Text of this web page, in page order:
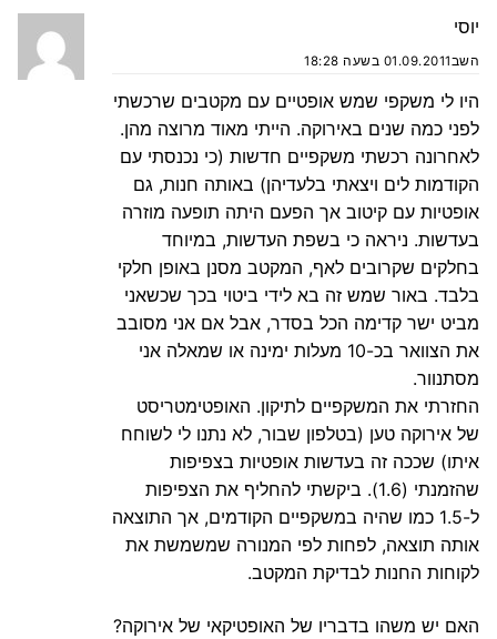
יוסי
01.09.2011 בשעה 18:28השב
היו לי משקפי שמש אופטיים עם מקטבים שרכשתי
לפני כמה שנים באירוקה. הייתי מאוד מרוצה מהן.
לאחרונה רכשתי משקפיים חדשות (כי נכנסתי עם
הקודמות לים ויצאתי בלעדיהן) באותה חנות, גם
אופטיות עם קיטוב אך הפעם היתה תופעה מוזרה
בעדשות. ניראה כי בשפת העדשות, במיוחד
בחלקים שקרובים לאף, המקטב מסנן באופן חלקי
בלבד. באור שמש זה בא לידי ביטוי בכך שכשאני
מביט ישר קדימה הכל בסדר, אבל אם אני מסובב
את הצוואר בכ-10 מעלות ימינה או שמאלה אני
מסתנוור.
החזרתי את המשקפיים לתיקון. האופטימטריסט
של אירוקה טען (בטלפון שבור, לא נתנו לי לשוחח
איתו) שככה זה בעדשות אופטיות בצפיפות
שהזמנתי (1.6). ביקשתי להחליף את הצפיפות
ל-1.5 כמו שהיה במשקפיים הקודמים, אך התוצאה
אותה תוצאה, לפחות לפי המנורה שמשמשת את
לקוחות החנות לבדיקת המקטב.
האם יש משהו בדבריו של האופטיקאי של אירוקה?